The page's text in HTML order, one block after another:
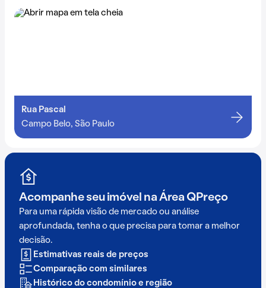
Rua Pascal
Campo Belo, São Paulo
Acompanhe seu imóvel na Área QPreço
Para uma rápida visão de mercado ou análise
aprofundada, tenha o que precisa para tomar a melhor
decisão.
Estimativas reais de preços
Comparação com similares
Histórico do condomínio e região